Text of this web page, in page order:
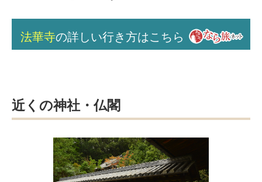
法華寺の詳しい行き方はこちら
近くの神社・仏閣